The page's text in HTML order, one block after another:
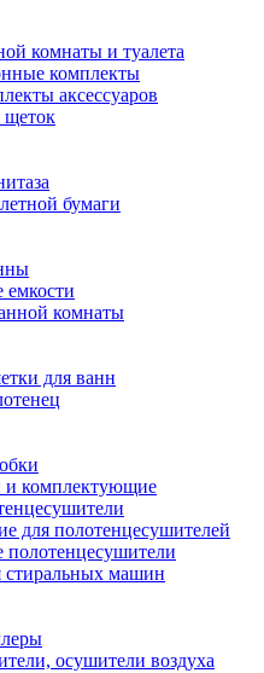
комнаты и туалета
комплекты
аксессуаров
щеток
бумаги
емкости
комнаты
для ванн
и комплектующие
для полотенцесушителей
полотенцесушители
машин
осушители воздуха